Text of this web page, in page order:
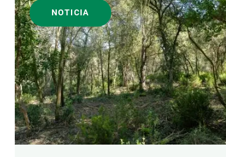
NOTICIA